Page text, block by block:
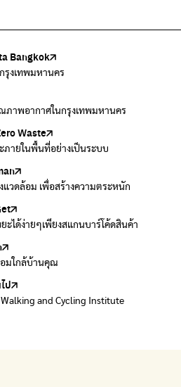
Bangkok
รุงเทพมหานคร
ภาพอากาศในกรุงเทพมหานคร
Waste
ภายในพื้นที่อย่างเป็นระบบ
งแวดล้อม เพื่อสร้างความตระหนัก
ะได้ง่ายๆเพียงสแกนบาร์โค้ดสินค้า
มใกล้บ้านคุณ
ป
Walking and Cycling Institute
บขยะที่หายไป
ตั้งแต่วันนี้ เดี๋ยวลุงสอนให้
Green
งราวเกี่ยวกับขยะ ที่เข้าถึงง่าย
ะให้สนุก
ะส่งต่อเสื้อผ้ามือสองคุณภาพดี
กับ AIS
อย่างถูกวิธี ตามจุดรับ และไปรษณีย์
มใกล้บ้านคุณ
ภาพอากาศรอบตัวคุณง่ายๆ
น "หมอชัวร์" จากกรมควบคุมโรค
ะบายอากาศในช่วงสูงสุดของแต่ละวัน
ฒนาเมืองและชุมชนสุขภาวะ
ขียว
ยวด้วยพลังเรียนรู้
มมลพิษ
เกี่ยวกับมาตรฐานคุณภาพอากาศ น้ำ และเสียง
ดล้อม กรุงเทพมหานคร
ระจายข่าวส่งเสริมอนุรักษ์พลังงาน กทม.
about our planet and more